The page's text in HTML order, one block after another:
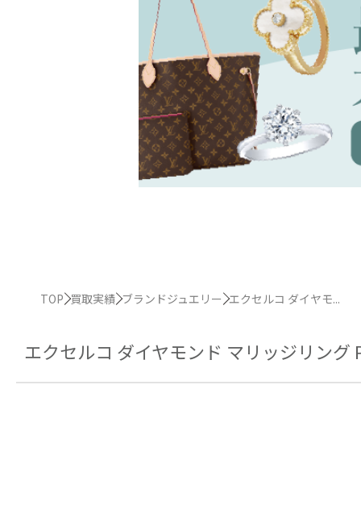
TOP 買取実績 ブランドジュエリー エクセルコ ダイヤモ...
エクセルコ ダイヤモンド マリッジリン